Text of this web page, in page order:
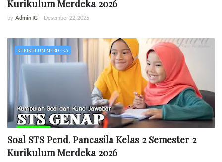
Kurikulum Merdeka 2026
by Admin IG - Desember 22, 2025
KURIKULUM MERDEKA
Soal STS Pend. Pancasila Kelas 2 Semester 2
Kurikulum Merdeka 2026